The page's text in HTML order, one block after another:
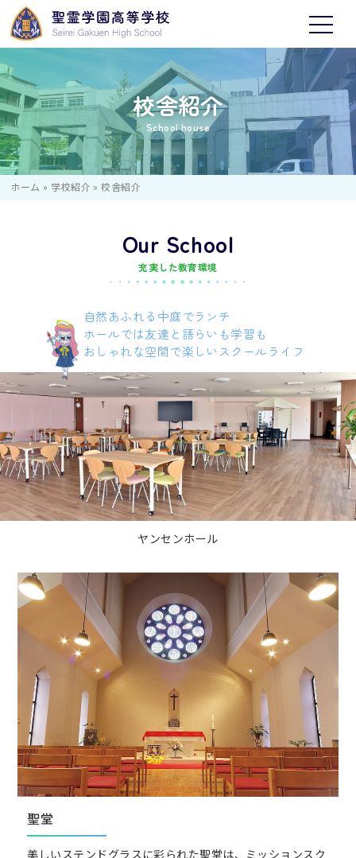
校舎紹介
School house
ホーム » 学校紹介 »校舎紹介
Our School
充実した教育環境
自然あふれる中庭でランチ
ホールでは友達と語らいも学習も
おしゃれな空間で楽しいスクールライフ
ヤンセンホール
聖堂
美しいステンドグラスに彩られた聖堂は、ミッションスク